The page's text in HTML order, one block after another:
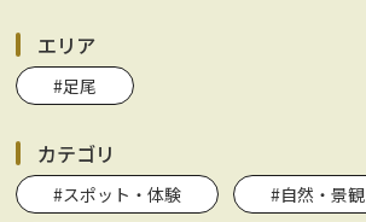
エリア
#足尾
カテゴリ
#スポット・体験
#自然・景観